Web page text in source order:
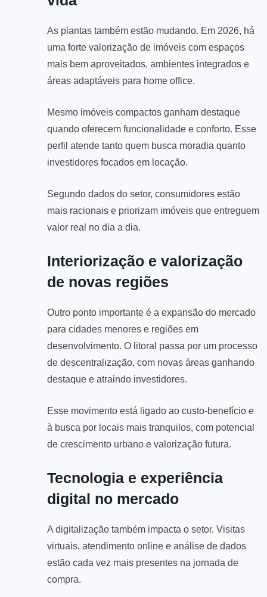
As plantas também estão mudando. Em 2026, há
uma forte valorização de imóveis com espaços
mais bem aproveitados, ambientes integrados e
áreas adaptáveis para home office.
Mesmo imóveis compactos ganham destaque
quando oferecem funcionalidade e conforto. Esse
perfil atende tanto quem busca moradia quanto
investidores focados em locação.
Segundo dados do setor, consumidores estão
mais racionais e priorizam imóveis que entreguem
valor real no dia a dia.
Interiorização e valorização
de novas regiões
Outro ponto importante é a expansão do mercado
para cidades menores e regiões em
desenvolvimento. O litoral passa por um processo
de descentralização, com novas áreas ganhando
destaque e atraindo investidores.
Esse movimento está ligado ao custo-benefício e
à busca por locais mais tranquilos, com potencial
de crescimento urbano e valorização futura.
Tecnologia e experiência
digital no mercado
A digitalização também impacta o setor. Visitas
virtuais, atendimento online e análise de dados
estão cada vez mais presentes na jornada de
compra.